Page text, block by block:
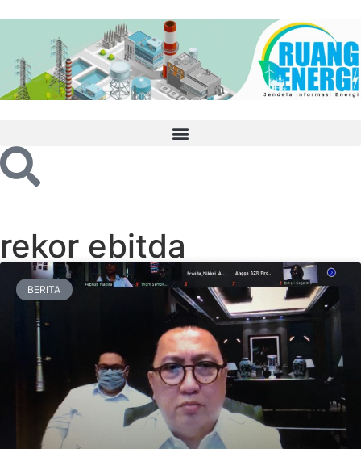
rekor ebitda
BERITA